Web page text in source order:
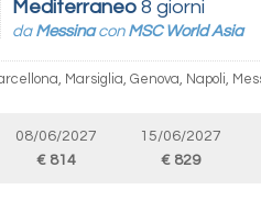
Mediterraneo 8 giorni
da Messinacon MSC World Asia
Marsiglia, Genova, Napoli,
08/06/2027
€ 814
15/06/2027
€ 829